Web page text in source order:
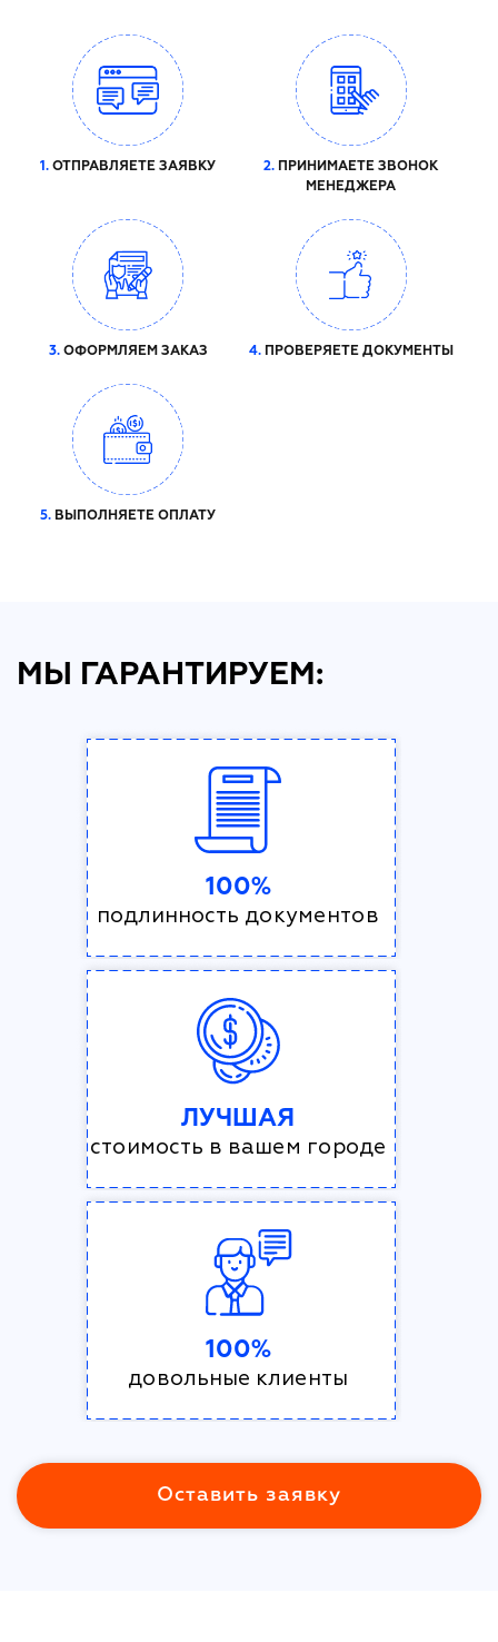
1. ОТПРАВЛЯЕТЕ ЗАЯВКУ 2. ПРИНИМАЕТЕ ЗВОНОК
МЕНЕДЖЕРА
3.ОФОРМЛЯЕМ ЗАКАЗ 4.ПРОВЕРЯЕТЕ ДОКУМЕНТЫ
5. ВЫПОЛНЯЕТЕ ОПЛАТУ
МЫ ГАРАНТИРУЕМ:
100%
подлинность документов
ЛУЧШАЯ
стоимость в вашем городе
100%
довольные клиенты
Оставить заявку